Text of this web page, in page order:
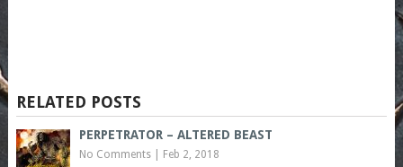
RELATED POSTS
PERPETRATOR – ALTERED BEAST
No Comments| Feb 2, 2018